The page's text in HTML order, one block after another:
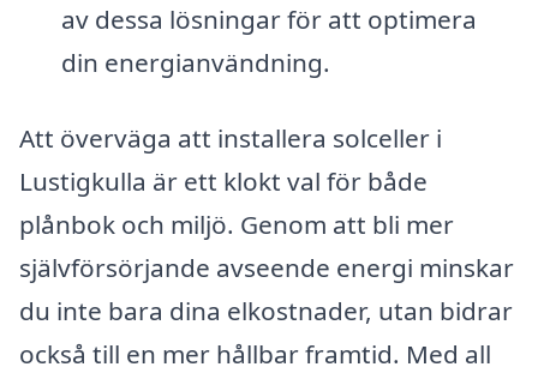
av dessa lösningar för att optimera
din energianvändning.
Att överväga att installera solceller i
Lustigkulla är ett klokt val för både
plånbok och miljö. Genom att bli mer
självförsörjande avseende energi minskar
du inte bara dina elkostnader, utan bidrar
också till en mer hållbar framtid. Med all